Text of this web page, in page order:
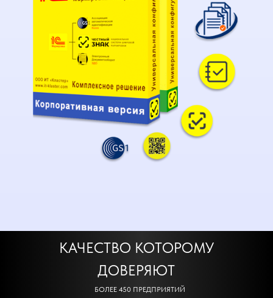
БОЛЕЕ 450 ПРЕДПРИЯТИЙ
КАЧЕСТВО КОТОРОМУ
ДОВЕРЯЮТ